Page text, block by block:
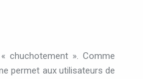
chuchotement ». Comme
permet aux utilisateurs de